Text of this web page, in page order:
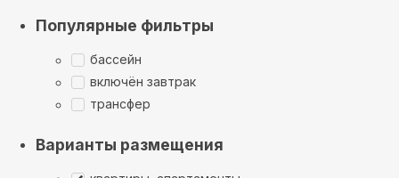
Популярные фильтры
бассейн
включён завтрак
трансфер
Варианты размещения